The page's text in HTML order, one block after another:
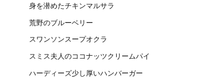
身を潜めたチキンマルサラ
荒野のブルーベリー
スワンソンスープオクラ
スミス夫人のココナッツクリームパイ
ハーディーズ少し厚いハンバーガー